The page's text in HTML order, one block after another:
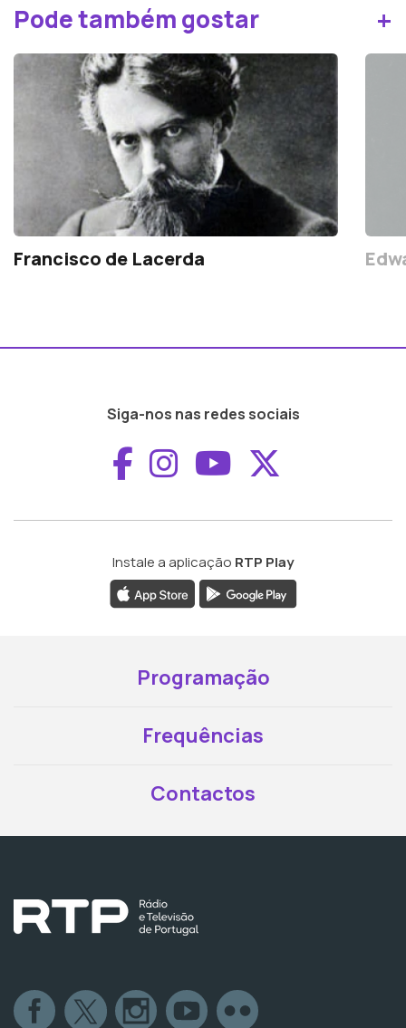
Pode também gostar +
Francisco de Lacerda
Siga-nos nas redes sociais
Aceder ao
Aceder ao
Aceder ao
Instale a aplicação RTP Play
Programação
Frequências
Contactos